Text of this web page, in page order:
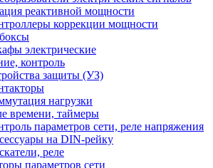
реактивной мощности
коррекции мощности
электрические
контроль
защиты (УЗ)
нагрузки
времени, таймеры
параметров сети, реле напряжения
на DIN-рейку
реле
параметров сети